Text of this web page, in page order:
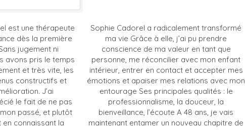
est une thérapeute
dès la première
jugement ni
avons pris le temps
et très vite, les
constructifs et
J’ai
le fait de ne pas
passé, et plutôt
connaissant la
Sophie Cadorel a radicalement transformé
ma vie Grâce à elle, j’ai pu prendre
conscience de ma valeur en tant que
personne, me réconcilier avec mon enfant
intérieur, entrer en contact et accepter mes
émotions et apaiser mes relations avec mon
entourage Ses principales qualités : le
professionnalisme, la douceur, la
bienveillance, l’écoute A 48 ans, je vais
maintenant entamer un nouveau chapitre de